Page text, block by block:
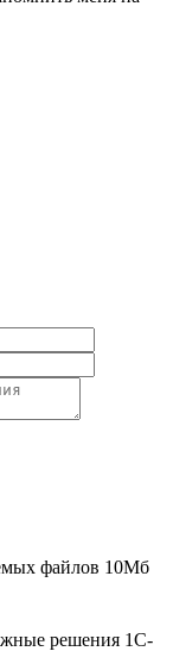
файлов 10Мб
решения 1С-